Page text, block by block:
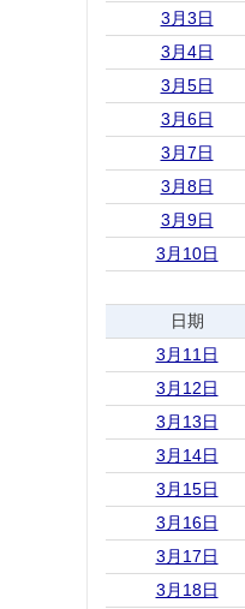
3月3日
3月4日
3月5日
3月6日
3月7日
3月8日
3月9日
3月10日
日期
3月11日
3月12日
3月13日
3月14日
3月15日
3月16日
3月17日
3月18日